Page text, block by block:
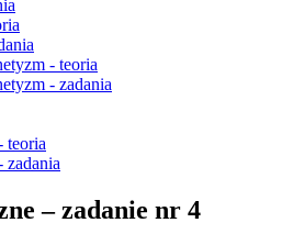
- teoria
- zadania
teoria
zadania
– zadanie nr 4